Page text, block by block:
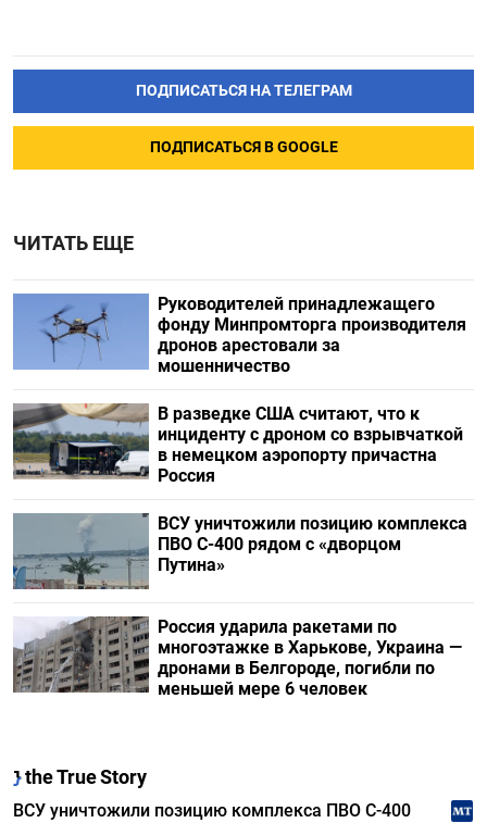
ПОДПИСАТЬСЯ НА ТЕЛЕГРАМ
ПОДПИСАТЬСЯ В GOOGLE
ЧИТАТЬ ЕЩЕ
Руководителей принадлежащего
фонду Минпромторга производителя
дронов арестовали за
мошенничество
В разведке США считают, что к
инциденту с дроном со взрывчаткой
в немецком аэропорту причастна
Россия
ВСУ уничтожили позицию комплекса
ПВО С-400 рядом с «дворцом
Путина»
Россия ударила ракетами по
многоэтажке в Харькове, Украина —
дронами в Белгороде, погибли по
меньшей мере 6 человек